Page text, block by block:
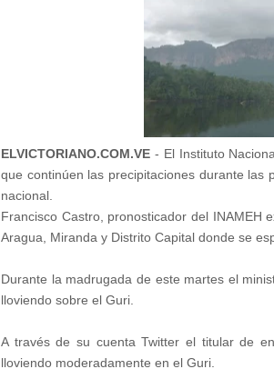
ELVICTORIANO.COM.VE - El Instituto
que continúen las precipitaciones durante
nacional.
Francisco Castro, pronosticador del INAMEH
Aragua, Miranda y Distrito Capital donde se
Durante la madrugada de este martes el
lloviendo sobre el Guri.
A través de su cuenta Twitter el titular de
lloviendo moderadamente en el Guri.